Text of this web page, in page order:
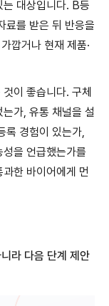
대상입니다. B등
료를 받은 뒤 반응을
깝거나 현재 제품·
이 좋습니다. 구체
가, 유통 채널을 설
록 경험이 있는가,
을 언급했는가를
한 바이어에게 먼
라 다음 단계 제안